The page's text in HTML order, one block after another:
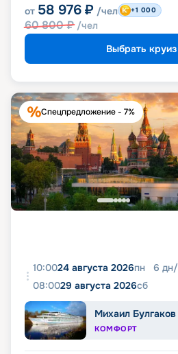
от 58 976 ₽ /чел
60 800₽ /чел
+1 000
Выбрать круиз
Спецпредложение - 7%
10:0024 августа 2026пн 6 дн/
08:0029 августа 2026сб
Михаил Булгаков
КОМФОРТ